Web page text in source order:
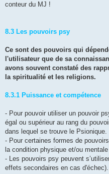
conteur du MJ !
8.3 Les pouvoirs psy
Ce sont des pouvoirs qui
l'utilisateur que de sa
avons souvent constaté des
la spiritualité et les religions.
8.3.1 Puissance et compétence
- Pour pouvoir utiliser un pouvoir
égal ou supérieur au rang du
dans lequel se trouve le Psionique.
- Pour certaines formes de
la condition physique et/ou
- Les pouvoirs psy peuvent
effets secondaires en cas d'échec).